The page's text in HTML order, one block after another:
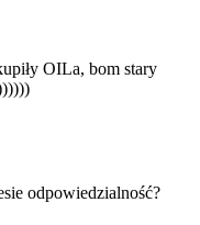
OILa, bom stary
odpowiedzialność?